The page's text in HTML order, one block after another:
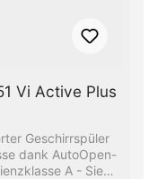
Vi Active Plus
Geschirrspüler
dank AutoOpen-